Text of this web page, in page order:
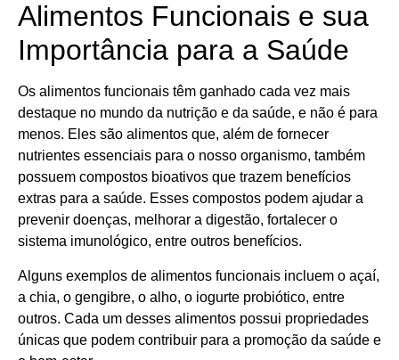
Alimentos Funcionais e sua
Importância para a Saúde
Os alimentos funcionais têm ganhado cada vez mais
destaque no mundo da nutrição e da saúde, e não é para
menos. Eles são alimentos que, além de fornecer
nutrientes essenciais para o nosso organismo, também
possuem compostos bioativos que trazem benefícios
extras para a saúde. Esses compostos podem ajudar a
prevenir doenças, melhorar a digestão, fortalecer o
sistema imunológico, entre outros benefícios.
Alguns exemplos de alimentos funcionais incluem o açaí,
a chia, o gengibre, o alho, o iogurte probiótico, entre
outros. Cada um desses alimentos possui propriedades
únicas que podem contribuir para a promoção da saúde e